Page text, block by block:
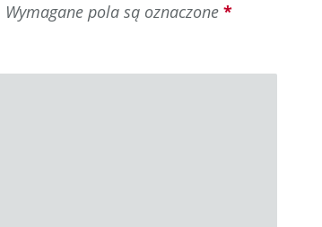
Wymagane pola są oznaczone *